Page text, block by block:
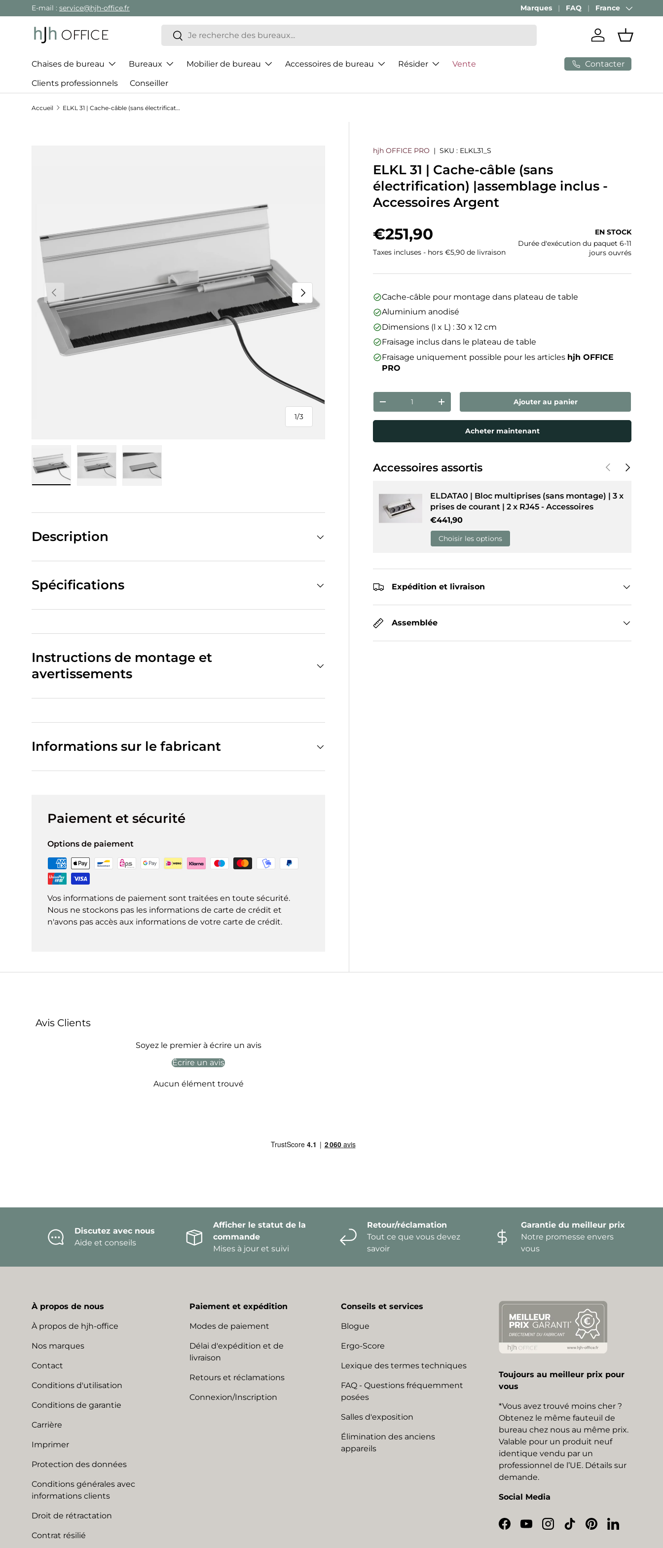
Aller au contenu
E-mail : service@hjh-office.fr Marques FAQ Pays
France
Recherche
Rechercher
Se connecter
Panier
Chaises de bureau Bureaux Mobilier de bureau Accessoires de bureau Résider Vente
Clients professionnels Conseiller
Contacter
Accueil ELKL 31 | Cache-câble (sans électrification) |assemblage inclus - Accessoires
Précédent
1/
de
3
Suivant
hjh OFFICE PRO |SKU : ELKL31_S
ELKL 31 | Cache-câble (sans
électrification) |assemblage inclus -
Accessoires Argent
Prix habituel
€251,90
Taxes incluses - hors €5,90 de livraison
EN STOCK
Durée d'exécution du paquet 6-11
jours ouvrés
Cache-câble pour montage dans plateau de table
Aluminium anodisé
Dimensions (l x L) : 30 x 12 cm
Fraisage inclus dans le plateau de table
Fraisage uniquement possible pour les articles hjh OFFICE
PRO
Qté
Diminuer la quantitéAugmenter la quantitéAjouter au panier
Acheter maintenant
Accessoires assortis PrécédentSuivant
ELDATA0 | Bloc multiprises (sans montage) | 3 x
prises de courant | 2 x RJ45 - Accessoires
Prix habituel
€441,90
Choisir les options
Expédition et livraison
Assemblée
Description
Spécifications
Instructions de montage et
avertissements
Informations sur le fabricant
Paiement et sécurité
Options de paiement
Vos informations de paiement sont traitées en toute sécurité.
Nous ne stockons pas les informations de carte de crédit et
n'avons pas accès aux informations de votre carte de crédit.
Avis Clients
Soyez le premier à écrire un avis
Écrire un avis
Aucun élément trouvé
Discutez avec nous
Aide et conseils
Afficher le statut de la
commande
Mises à jour et suivi
Retour/réclamation
Tout ce que vous devez
savoir
Garantie du meilleur prix
Notre promesse envers
vous
À propos de nous
À propos de hjh-office
Nos marques
Contact
Conditions d'utilisation
Conditions de garantie
Carrière
Imprimer
Protection des données
Conditions générales avec
informations clients
Droit de rétractation
Contrat résilié
Paiement et expédition
Modes de paiement
Délai d'expédition et de
livraison
Retours et réclamations
Connexion/Inscription
Conseils et services
Blogue
Ergo-Score
Lexique des termes techniques
FAQ - Questions fréquemment
posées
Salles d'exposition
Élimination des anciens
appareils
Toujours au meilleur prix pour
vous
*Vous avez trouvé moins cher ?
Obtenez le même fauteuil de
bureau chez nous au même prix.
Valable pour un produit neuf
identique vendu par un
professionnel de l’UE. Détails sur
demande.
Social Media
Facebook
YouTubeInstagram
TikTokPinterestLinkedIn